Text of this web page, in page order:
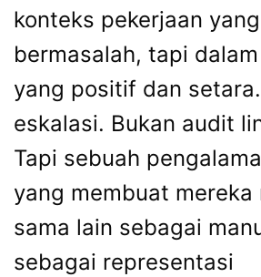
konteks pekerjaan
bermasalah, tapi
yang positif dan
eskalasi. Bukan audit
Tapi sebuah
yang membuat
sama lain sebagai
sebagai representasi